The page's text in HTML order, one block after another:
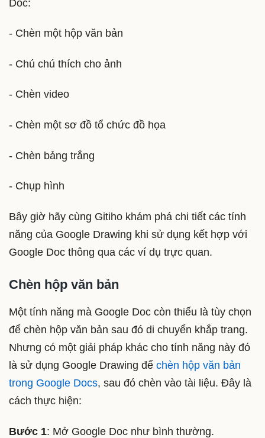
Doc:
- Chèn một hộp văn bản
- Chú chú thích cho ảnh
- Chèn video
- Chèn một sơ đồ tổ chức đồ họa
- Chèn bảng trắng
- Chụp hình
Bây giờ hãy cùng Gitiho khám phá chi tiết các tính
năng của Google Drawing khi sử dụng kết hợp với
Google Doc thông qua các ví dụ trực quan.
Chèn hộp văn bản
Một tính năng mà Google Doc còn thiếu là tùy chọn
để chèn hộp văn bản sau đó di chuyển khắp trang.
Nhưng có một giải pháp khác cho tính năng này đó
là sử dụng Google Drawing để chèn hộp văn bản
trong Google Docs, sau đó chèn vào tài liệu. Đây là
cách thực hiện:
Bước 1: Mở Google Doc như bình thường.